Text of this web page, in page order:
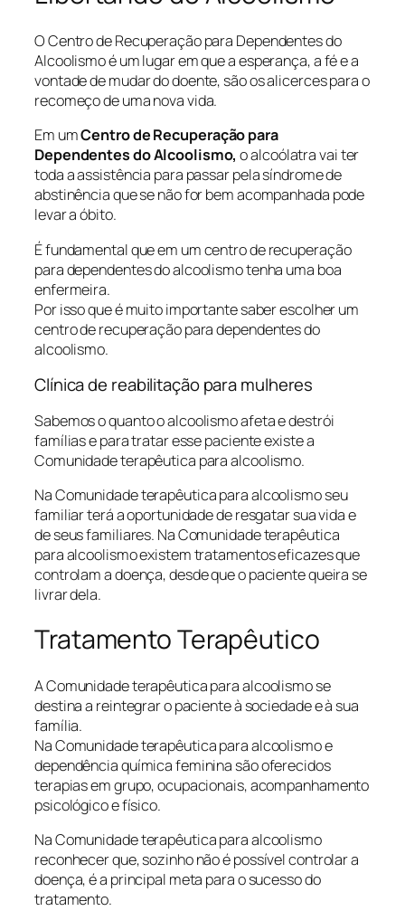
O Centro de Recuperação para Dependentes do
Alcoolismo é um lugar em que a esperança, a fé e a
vontade de mudar do doente, são os alicerces para o
recomeço de uma nova vida.
Em umCentro de Recuperação para
Dependentes do Alcoolismo,o alcoólatra vai ter
toda a assistência para passar pela síndrome de
abstinência que se não for bem acompanhada pode
levar a óbito.
É fundamental que em um centro de recuperação
para dependentes do alcoolismo tenha uma boa
enfermeira.
Por isso que é muito importante saber escolher um
centro de recuperação para dependentes do
alcoolismo.
Clínica de reabilitação para mulheres
Sabemos o quanto o alcoolismo afeta e destrói
famílias e para tratar esse paciente existe a
Comunidade terapêutica para alcoolismo.
Na Comunidade terapêutica para alcoolismo seu
familiar terá a oportunidade de resgatar sua vida e
de seus familiares. Na Comunidade terapêutica
para alcoolismo existem tratamentos eficazes que
controlam a doença, desde que o paciente queira se
livrar dela.
Tratamento Terapêutico
A Comunidade terapêutica para alcoolismo se
destina a reintegrar o paciente à sociedade e à sua
família.
Na Comunidade terapêutica para alcoolismo e
dependência química feminina são oferecidos
terapias em grupo, ocupacionais, acompanhamento
psicológico e físico.
Na Comunidade terapêutica para alcoolismo
reconhecer que, sozinho não é possível controlar a
doença, é a principal meta para o sucesso do
tratamento.